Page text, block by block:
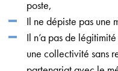
poste,
Il ne dépiste pas une
Il n’a pas de
une collectivité sans